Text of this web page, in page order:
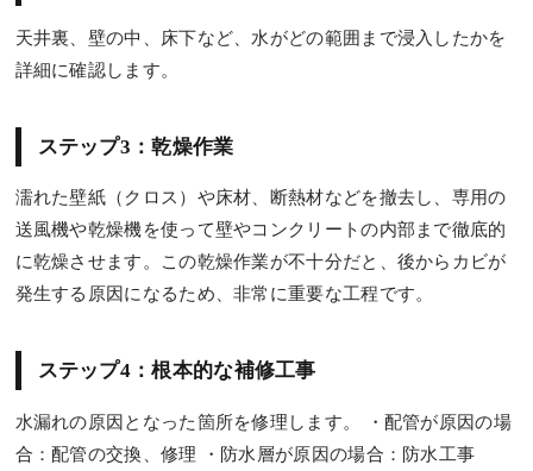
天井裏、壁の中、床下など、水がどの範囲まで浸入したかを
詳細に確認します。
ステップ3：乾燥作業
濡れた壁紙（クロス）や床材、断熱材などを撤去し、専用の
送風機や乾燥機を使って壁やコンクリートの内部まで徹底的
に乾燥させます。この乾燥作業が不十分だと、後からカビが
発生する原因になるため、非常に重要な工程です。
ステップ4：根本的な補修工事
水漏れの原因となった箇所を修理します。 ・配管が原因の場
合：配管の交換、修理 ・防水層が原因の場合：防水工事